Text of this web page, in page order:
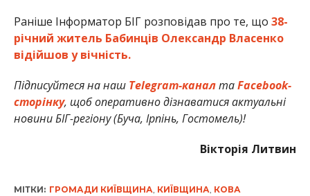
Раніше Інформатор БІГ розповідав про те, що 38-
річний житель Бабинців Олександр Власенко
відійшов у вічність.
Підписуйтеся на наш Telegram-каналтаFacebook-
сторінку, щоб оперативно дізнаватися актуальні
новини БІГ-регіону (Буча, Ірпінь, Гостомель)!
Вікторія Литвин
МІТКИ: ГРОМАДИ КИЇВЩИНА, КИЇВЩИНА, КОВА